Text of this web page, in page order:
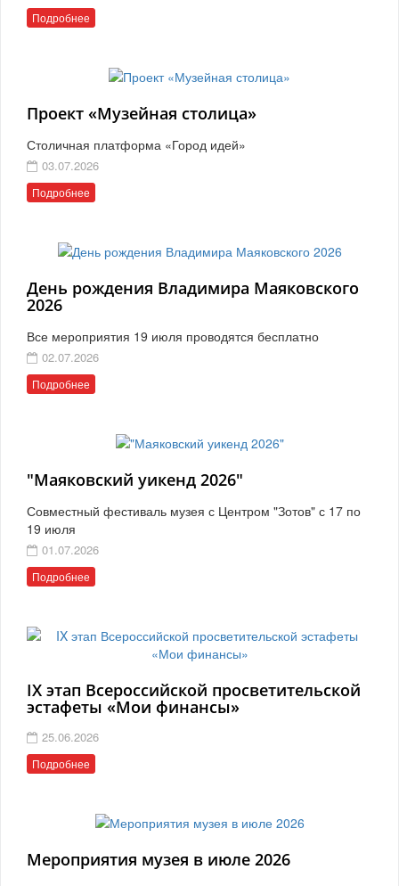
Подробнее
Проект «Музейная столица»
Столичная платформа «Город идей»
03.07.2026
Подробнее
День рождения Владимира Маяковского
2026
Все мероприятия 19 июля проводятся бесплатно
02.07.2026
Подробнее
"Маяковский уикенд 2026"
Совместный фестиваль музея с Центром "Зотов" с 17 по
19 июля
01.07.2026
Подробнее
IX этап Всероссийской просветительской
эстафеты «Мои финансы»
25.06.2026
Подробнее
Мероприятия музея в июле 2026